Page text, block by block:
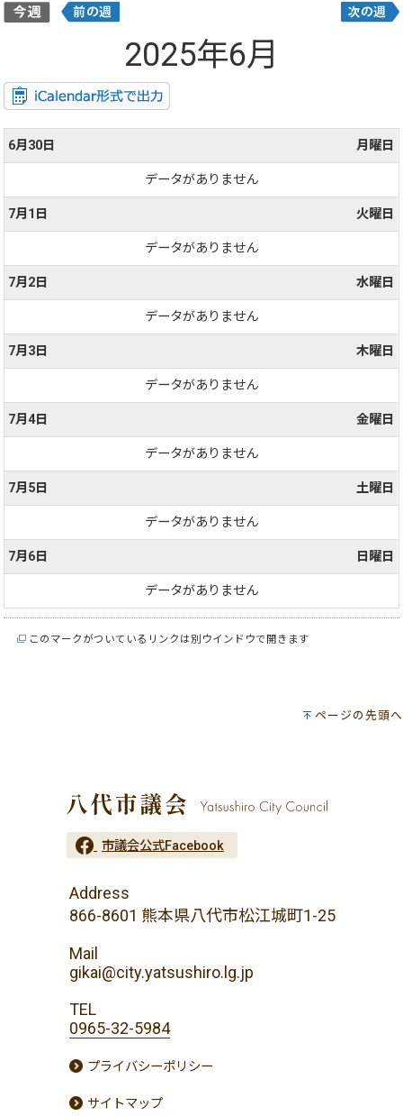
2025年6月
6月30日 月曜日
データがありません
7月1日 火曜日
データがありません
7月2日 水曜日
データがありません
7月3日 木曜日
データがありません
7月4日 金曜日
データがありません
7月5日 土曜日
データがありません
7月6日 日曜日
データがありません
このマークがついているリンクは別ウインドウで開きます
ページの先頭へ
市議会公式Facebook
Address
866-8601 熊本県八代市松江城町1-25
Mail
gikai@city.yatsushiro.lg.jp
TEL
0965-32-5984
プライバシーポリシー
サイトマップ